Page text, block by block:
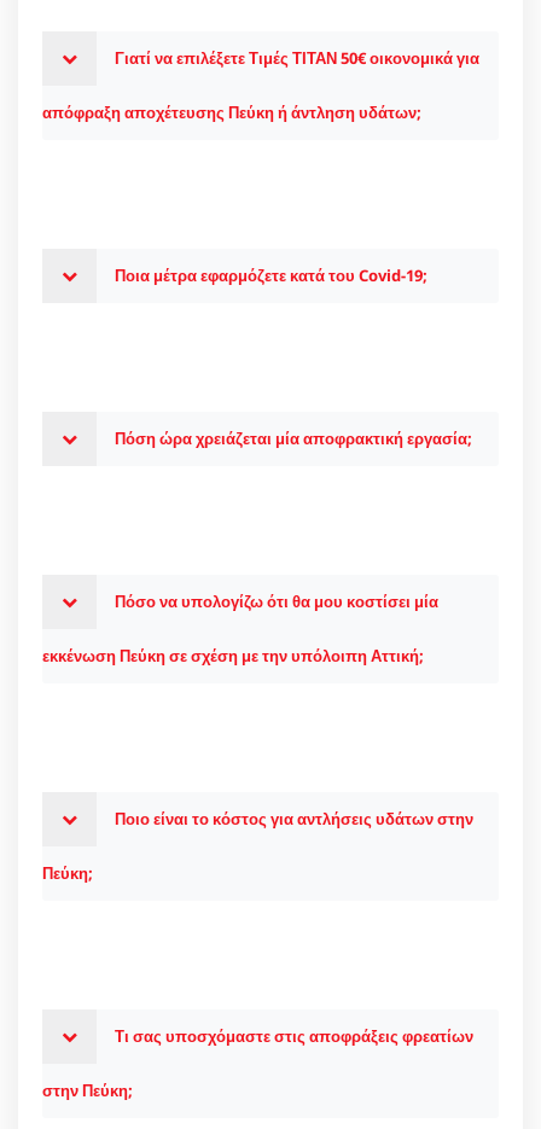
Γιατί να επιλέξετε Τιμές ΤΙΤΑΝ 50€ οικονομικά για
απόφραξη αποχέτευσης Πεύκη ή άντληση υδάτων;
Ποια μέτρα εφαρμόζετε κατά του Covid-19;
Πόση ώρα χρειάζεται μία αποφρακτική εργασία;
Πόσο να υπολογίζω ότι θα μου κοστίσει μία
εκκένωση Πεύκη σε σχέση με την υπόλοιπη Αττική;
Ποιο είναι το κόστος για αντλήσεις υδάτων στην
Πεύκη;
Τι σας υποσχόμαστε στις αποφράξεις φρεατίων
στην Πεύκη;